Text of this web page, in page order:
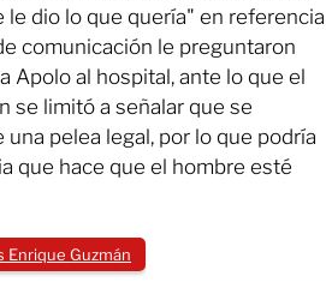
le dio lo que quería" en referencia
comunicación le preguntaron
Apolo al hospital, ante lo que el
se limitó a señalar que se
pelea legal, por lo que podría
que hace que el hombre esté
Enrique Guzmán